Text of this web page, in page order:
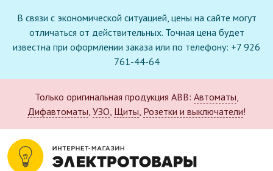
В связи с экономической ситуацией, цены на сайте могут
отличаться от действительных. Точная цена будет
известна при оформлении заказа или по телефону: +7 926
761-44-64
Только оригинальная продукция ABB: Автоматы,
Дифавтоматы, УЗО, Щиты, Розетки и выключатели!